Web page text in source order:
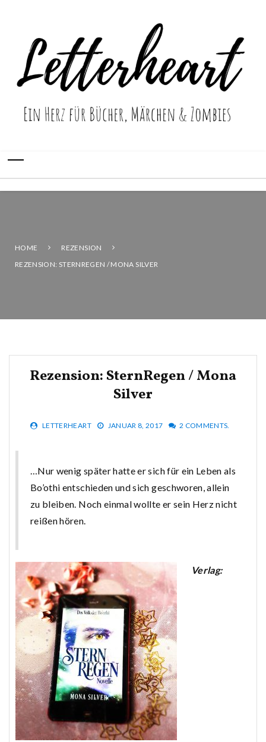
HOME
REZENSION
REZENSION: STERNREGEN / MONA SILVER
Rezension: SternRegen / Mona
Silver
LETTERHEART JANUAR 8, 2017 2 COMMENTS.
…Nur wenig später hatte er sich für ein Leben als
Bo’othi entschieden und sich geschworen, allein
zu bleiben. Noch einmal wollte er sein Herz nicht
reißen hören.
Verlag: